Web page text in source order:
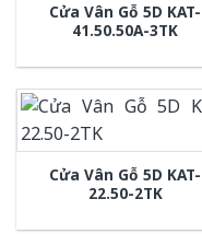
Cửa Vân Gỗ 5D KAT-
41.50.50A-3TK
Cửa Vân Gỗ 5D KAT-
22.50-2TK